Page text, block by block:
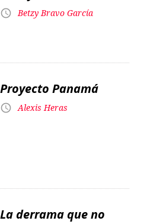
Proyecto Panamá